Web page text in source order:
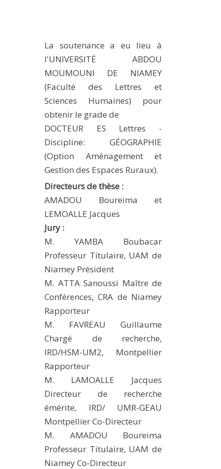
INGÉNIEUR
FORMATION CONTINUE
THÈSES EN COURS
PRODUCTION
MÉTHODES ET OUTILS
LOGICIELS
PUBLICATIONS SUR HAL
WORKING PAPERS
NOTES THÉMATIQUES
NOS TRAVAUX EN VIDÉO
La soutenance a eu lieu à
l'UNIVERSITÉ ABDOU
MOUMOUNI DE NIAMEY
(Faculté des Lettres et
Sciences Humaines) pour
obtenir le grade de
DOCTEUR ES Lettres -
Discipline: GÉOGRAPHIE
(Option Aménagement et
Gestion des Espaces Ruraux).
Directeurs de thèse :
AMADOU Boureima et
LEMOALLE Jacques
Jury :
M. YAMBA Boubacar
Professeur Titulaire, UAM de
Niamey Président
M. ATTA Sanoussi Maître de
Conférences, CRA de Niamey
Rapporteur
M. FAVREAU Guillaume
Chargé de recherche,
IRD/HSM-UM2, Montpellier
Rapporteur
M. LAMOALLE Jacques
Directeur de recherche
émérite, IRD/ UMR-GEAU
Montpellier Co-Directeur
M. AMADOU Boureima
Professeur Titulaire, UAM de
Niamey Co-Directeur